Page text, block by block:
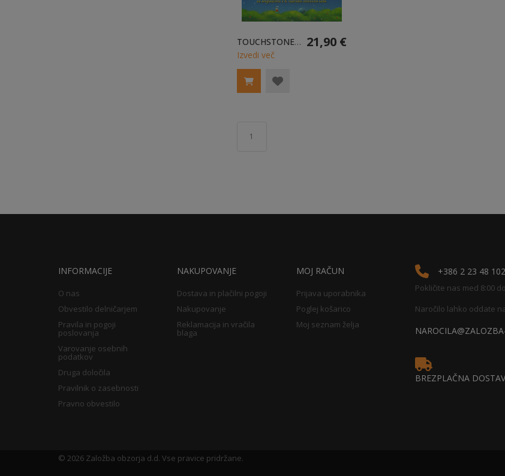
TOUCHSTONE 6 NEW - UČBENIK 21,90 €
Izvedi več
1
INFORMACIJE
O nas
Obvestilo delničarjem
Pravila in pogoji
poslovanja
Varovanje osebnih
podatkov
Druga določila
Pravilnik o zasebnosti
Pravno obvestilo
NAKUPOVANJE
Dostava in plačilni pogoji
Nakupovanje
Reklamacija in vračila
blaga
MOJ RAČUN
Prijava uporabnika
Poglej košarico
Moj seznam želja
+386 2 23 48 102
Pokličite nas med 8:00
Naročilo lahko oddate
BREZPLAČNA
© 2026 Založba obzorja d.d. Vse pravice pridržane.